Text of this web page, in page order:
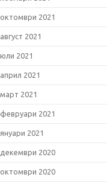
октомври 2021
август 2021
юли 2021
април 2021
март 2021
февруари 2021
януари 2021
декември 2020
октомври 2020